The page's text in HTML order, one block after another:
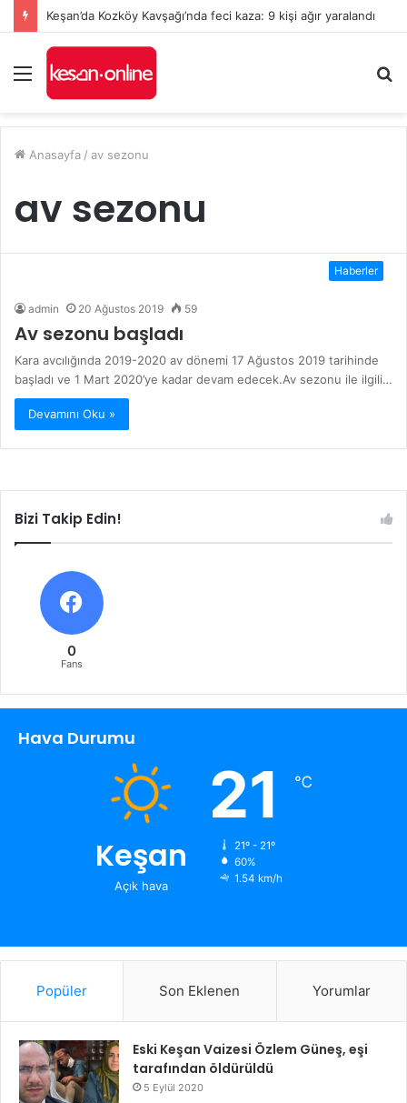
Keşan’da Kozköy Kavşağı’nda feci kaza: 9 kişi ağır yaralandı
Menü
...
Anasayfa / av sezonu
av sezonu
Haberler
admin 20 Ağustos 2019 59
Av sezonu başladı
Kara avcılığında 2019-2020 av dönemi 17 Ağustos 2019 tarihinde
başladı ve 1 Mart 2020’ye kadar devam edecek.Av sezonu ile ilgili…
Devamını Oku »
Bizi Takip Edin!
0
Fans
Hava Durumu
Keşan
Açık hava
21 ℃
21º - 21º
60%
1.54 km/h
Popüler Son Eklenen Yorumlar
Eski Keşan Vaizesi Özlem Güneş, eşi
tarafından öldürüldü
5 Eylül 2020